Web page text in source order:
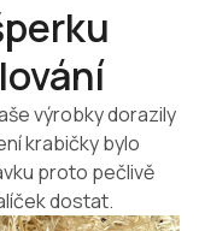
výrobky dorazily
krabičky bylo
proto pečlivě
dostat.